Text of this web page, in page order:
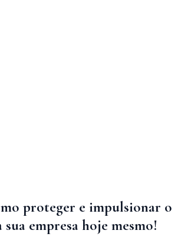
proteger e impulsionar o
sua empresa hoje mesmo!